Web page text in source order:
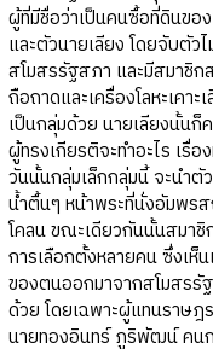
ผู้ที่มีชื่อว่าเป็นคนซื้อที่ดินขอ
และตัวนายเลียง โดยจับตัว
สโมสรรัฐสภา และมีสมาชิ
ถือถาดและเครื่องโลหะเคา
เป็นกลุ่มด้วย นายเลียงนั้น
ผู้ทรงเกียรติจะทำอะไร เรื่
วันนั้นกลุ่มเล็กกลุ่มนี้ จะนำตั
น้ำตื้นๆ หน้าพระที่นั่งอัมพร
โคลน ขณะเดียวกันนั้นสมา
การเลือกตั้งหลายคน ซึ่งเห็
ของตนออกมาจากสโมสรรั
ด้วย โดยเฉพาะผู้แทนราษ
นายทองอินทร์ ภูริพัฒน์ คน